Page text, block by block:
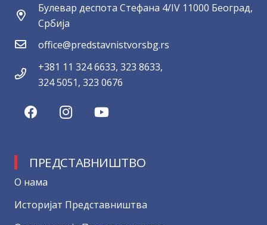
Булевар деспота Стефана 4/IV 11000 Београд,
Србија
office@predstavnistvorsbg.rs
+381 11 324 6633, 323 8633,
324 5051, 323 0676
ПРЕДСТАВНИШТВО
О нама
Историјат Представништва